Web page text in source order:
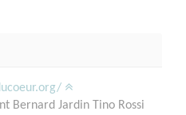
Bernard Jardin Tino Rossi